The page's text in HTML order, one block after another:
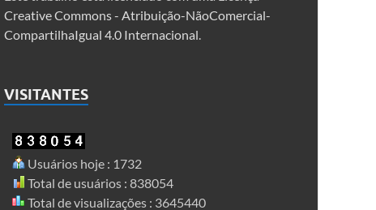
Creative Commons - Atribuição-NãoComercial-
CompartilhaIgual 4.0 Internacional.
VISITANTES
Usuários hoje : 1732
Total de usuários : 838054
Total de visualizações : 3645440